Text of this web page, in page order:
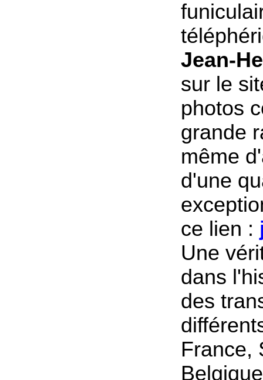
Jean-
sur le
photos
grande
même
d'une
ce lien :
Une
dans
des
France,